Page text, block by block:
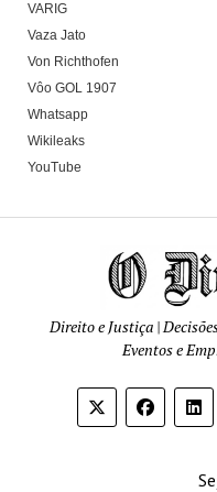
VARIG
Vaza Jato
Von Richthofen
Vôo GOL 1907
Whatsapp
Wikileaks
YouTube
Direito e Justiça |
Eventos e